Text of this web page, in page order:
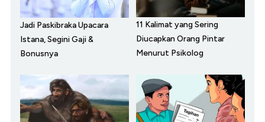
Jadi Paskibraka Upacara
Istana, Segini Gaji &
Bonusnya
11 Kalimat yang Sering
Diucapkan Orang Pintar
Menurut Psikolog